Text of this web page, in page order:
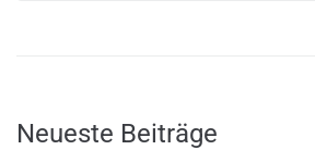
Neueste Beiträge